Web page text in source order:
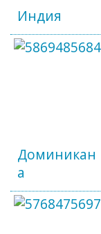
Индия
Доминикан
а